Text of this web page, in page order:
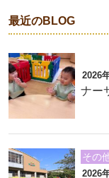
最近のBLOG
2026
ナー
その
2026